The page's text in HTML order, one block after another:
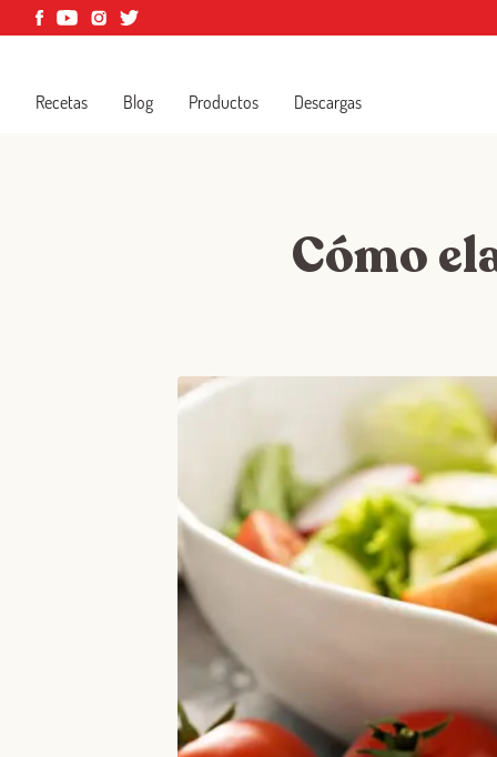
Recetas Blog Productos Descargas
Cómo